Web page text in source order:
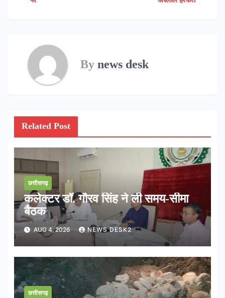
navigation
By news desk
Related Post
छत्तीसगढ़
कलेक्टर डॉ. गौरव सिंह ने ली समय-सीमा
बैठक
AUG 4, 2026 NEWS DESK2
छत्तीसगढ़